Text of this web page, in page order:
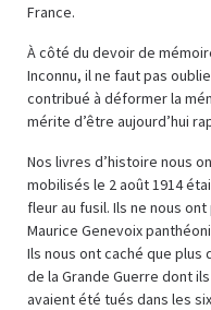
France.
À côté du devoir de
Inconnu, il ne faut pas
contribué à déformer la
mérite d’être aujourd’hui
Nos livres d’histoire nous
mobilisés le 2 août 1914
fleur au fusil. Ils ne nous
Maurice Genevoix
Ils nous ont caché que plus
de la Grande Guerre dont
avaient été tués dans les